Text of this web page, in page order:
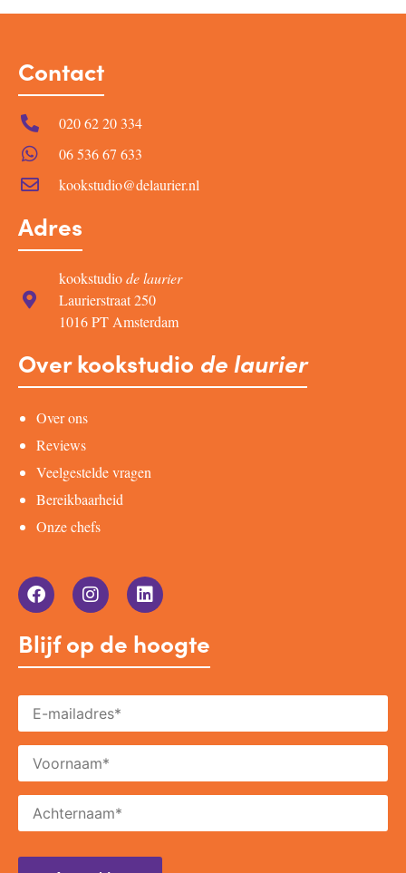
Contact
020 62 20 334
06 536 67 633
kookstudio@delaurier.nl
Adres
kookstudiode laurier
Laurierstraat 250
1016 PT Amsterdam
Over kookstudio de laurier
Over ons
Reviews
Veelgestelde vragen
Bereikbaarheid
Onze chefs
Blijf op de hoogte